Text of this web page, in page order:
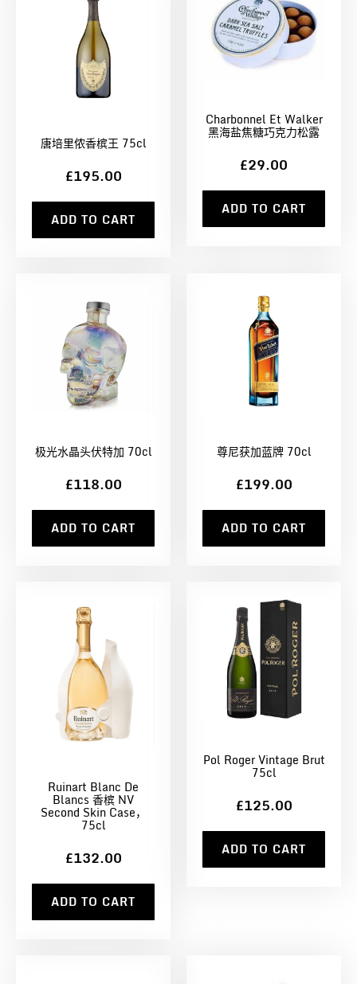
唐培里侬香槟王 75cl
£195.00
ADD TO CART
Charbonnel Et Walker
黑海盐焦糖巧克力松露
£29.00
ADD TO CART
极光水晶头伏特加 70cl
£118.00
ADD TO CART
尊尼获加蓝牌 70cl
£199.00
ADD TO CART
Ruinart Blanc De
Blancs 香槟 NV
Second Skin Case，
75cl
£132.00
ADD TO CART
Pol Roger Vintage Brut
75cl
£125.00
ADD TO CART